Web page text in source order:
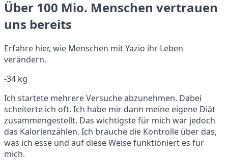
Über 100 Mio. Menschen vertrauen
uns bereits
Erfahre hier, wie Menschen mit Yazio ihr Leben
verändern.
-34 kg
Ich startete mehrere Versuche abzunehmen. Dabei
scheiterte ich oft. Ich habe mir dann meine eigene Diät
zusammengestellt. Das wichtigste für mich war jedoch
das Kalorienzählen. Ich brauche die Kontrolle über das,
was ich esse und auf diese Weise funktioniert es für
mich.